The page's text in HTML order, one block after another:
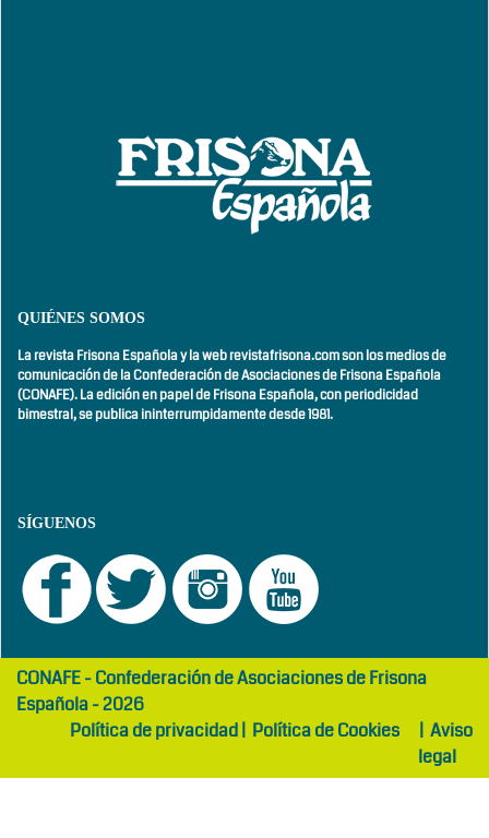
QUIÉNES SOMOS
La revista Frisona Española y la web revistafrisona.com son los medios de
comunicación de la Confederación de Asociaciones de Frisona Española
(CONAFE). La edición en papel de Frisona Española, conperiodicidad
bimestral,se publica ininterrumpidamente desde 1981.
SÍGUENOS
girls
abaya
maltepe
otelCONAFE - Confederación de Asociaciones de Frisona
Española - 2026
Política de privacidad| Política de Cookies | Aviso
legal